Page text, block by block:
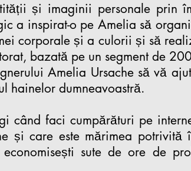
și imaginii personale prin
a inspirat-o pe Amelia să
corporale și a culorii și să
bazată pe un segment de
Amelia Ursache să vă
hainelor dumneavoastră.
când faci cumpărături pe
și care este mărimea potrivită
sute de ore de